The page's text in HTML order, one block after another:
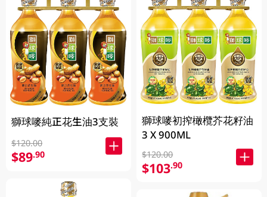
獅球嘜純正花生油3支裝
$120.00
$89.90
獅球嘜初搾橄欖芥花籽油
3 X 900ML
$120.00
$103.90